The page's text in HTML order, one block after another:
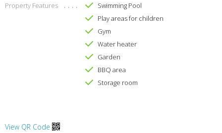
Property Features
Swimming Pool
Play areas for children
Gym
Water heater
Garden
BBQ area
Storage room
View QR Code